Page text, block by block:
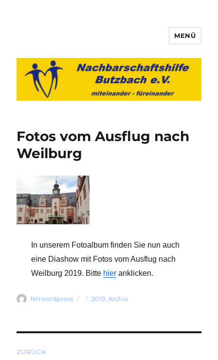
Nachbarschaftshilfe Butzbach
e.V.
MENÜ
Fotos vom Ausflug nach
Weilburg
In unserem Fotoalbum finden Sie nun auch
eine Diashow mit Fotos vom Ausflug nach
Weilburg 2019. Bitte hieranklicken.
Autor
NHwordpress
Veröffentlicht
Kategorien
2019,Archiv
ZURÜCK